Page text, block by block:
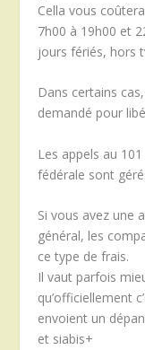
Cella vous
7h00 à 19h00 et
jours fériés, hors
Dans certains
demandé pour
Les appels au
fédérale sont
Si vous avez une
général, les
ce type de frais.
Il vaut parfois
qu’officiellement
envoient un
et siabis+